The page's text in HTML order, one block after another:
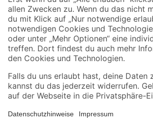
Jetzt die toom-App herunterladen
Alle Preisangaben in EUR inkl. gesetzl. MwSt.. Die dargestellten
Umständen nicht in allen Märkten verfügbar. Die angegebenen
Produkte nur solange der Vorrat reicht.
*Paketversand ab 59 € versandkostenfrei, gilt nicht für Artikel mit